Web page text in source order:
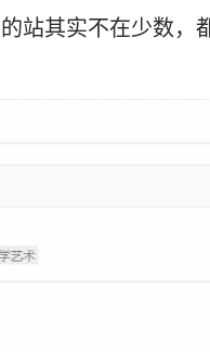
站其实不在少数，